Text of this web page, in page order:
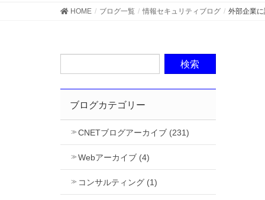
HOME ブログ一覧 情報セキュリティブログ 外部企業
ブログカテゴリー
CNETブログアーカイブ (231)
Webアーカイブ (4)
コンサルティング (1)